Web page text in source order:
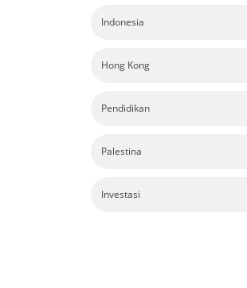
Indonesia
Hong Kong
Pendidikan
Palestina
Investasi